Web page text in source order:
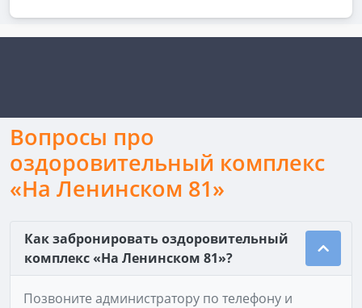
Вопросы про
оздоровительный комплекс
«На Ленинском 81»
Как забронировать оздоровительный
комплекс «На Ленинском 81»?
Позвоните администратору по телефону и